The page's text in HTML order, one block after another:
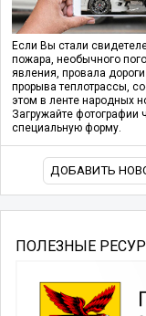
Если Вы стали
пожара, необычного
явления, провала
прорыва теплотрассы,
этом в ленте народных
Загружайте фотографии
специальную форму.
ДОБАВИТЬ
ПОЛЕЗНЫЕ